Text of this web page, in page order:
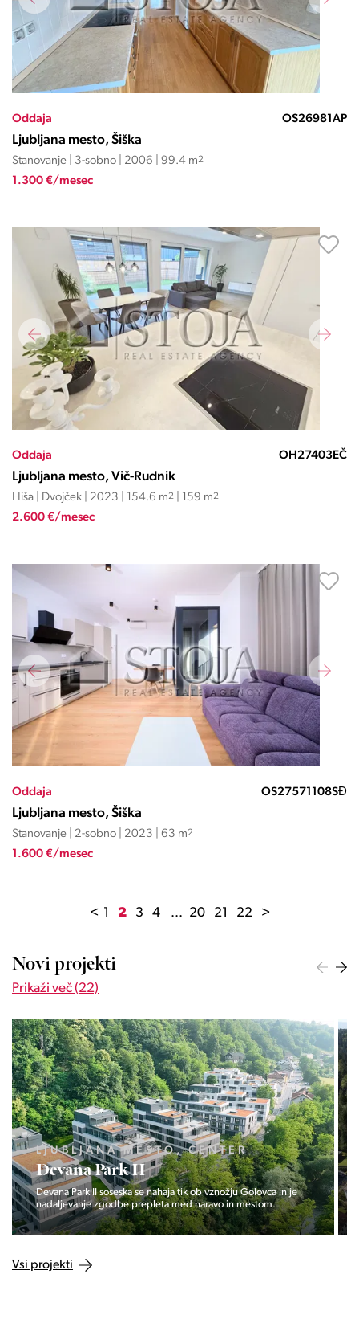
Oddaja OS26981AP
Ljubljana mesto, Šiška
Stanovanje | 3-sobno | 2006 | 99.4 m2
1.300 €/mesec
Oddaja OH27403EČ
Ljubljana mesto, Vič-Rudnik
Hiša | Dvojček | 2023 | 154.6 m2 | 159 m2
2.600 €/mesec
Oddaja OS27571108SĐ
Ljubljana mesto, Šiška
Stanovanje | 2-sobno | 2023 | 63 m2
1.600 €/mesec
< 1 2 3 4 ... 20 21 22 >
Novi projekti
Prikaži več (22)
LJUBLJANA MESTO, ŠIŠKA, KOSEZE
Pod hribom
Projekt Pod hribom se je pričela gradnja eni izmed najbolj
zaželeni lokaciji v Ljubljani.
Vsi projekti